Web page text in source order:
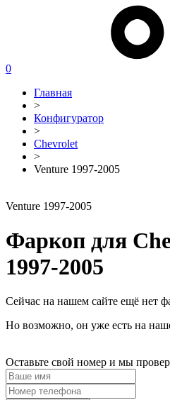
0
Главная
>
Конфигуратор
>
Chevrolet
>
Venture 1997-2005
Venture 1997-2005
Фаркоп для
1997-2005
Сейчас на нашем сайте ещё нет
Но возможно, он уже есть на
Оставьте свой номер и мы